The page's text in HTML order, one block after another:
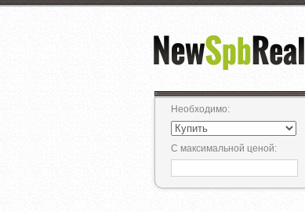
Необходимо:
С максимальной ценой: